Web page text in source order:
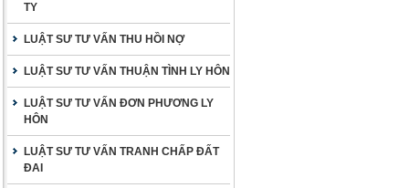
TY
LUẬT SƯ TƯ VẤN THU HỒI NỢ
LUẬT SƯ TƯ VẤN THUẬN TÌNH LY HÔN
LUẬT SƯ TƯ VẤN ĐƠN PHƯƠNG LY
HÔN
LUẬT SƯ TƯ VẤN TRANH CHẤP ĐẤT
ĐAI